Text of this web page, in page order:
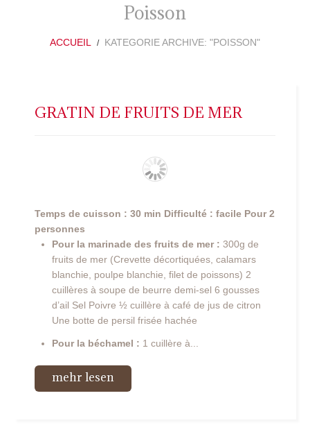
Poisson
ACCUEIL KATEGORIE ARCHIVE: "POISSON"
GRATIN DE FRUITS DE MER
Temps de cuisson : 30 min Difficulté : facile Pour 2
personnes
Pour la marinade des fruits de mer : 300g de
fruits de mer (Crevette décortiquées, calamars
blanchie, poulpe blanchie, filet de poissons) 2
cuillères à soupe de beurre demi-sel 6 gousses
d’ail Sel Poivre ½ cuillère à café de jus de citron
Une botte de persil frisée hachée
Pour la béchamel : 1 cuillère à...
mehr lesen